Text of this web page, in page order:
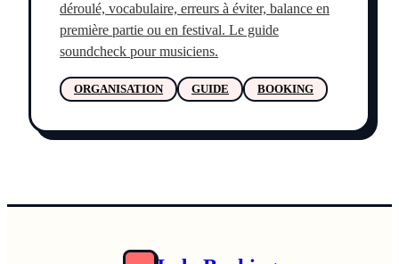
déroulé, vocabulaire, erreurs à éviter, balance en
première partie ou en festival. Le guide
soundcheck pour musiciens.
ORGANISATION GUIDE BOOKING